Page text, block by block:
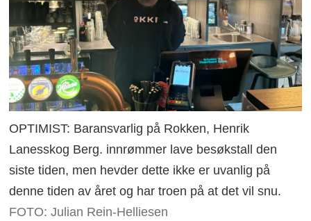
OPTIMIST: Baransvarlig på Rokken, Henrik
Lanesskog Berg. innrømmer lave besøkstall den
siste tiden, men hevder dette ikke er uvanlig på
denne tiden av året og har troen på at det vil snu.
FOTO: Julian Rein-Helliesen